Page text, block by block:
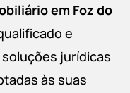
em Foz do
e
jurídicas
às suas